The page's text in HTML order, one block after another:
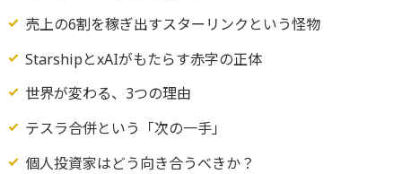
売上の6割を稼ぎ出すスターリンクという怪物
StarshipとxAIがもたらす赤字の正体
世界が変わる、3つの理由
テスラ合併という「次の一手」
個人投資家はどう向き合うべきか？